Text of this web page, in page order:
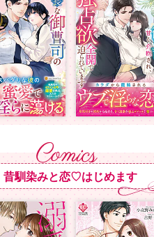
昔馴染みと恋♡はじめます